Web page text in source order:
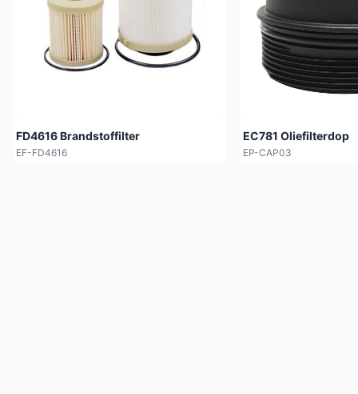
FD4616 Brandstoffilter
EF-FD4616
EC781 Oliefilterdop
EP-CAP03